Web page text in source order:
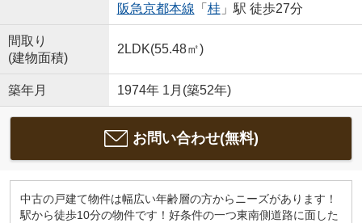
阪急京都本線 「 桂」駅 徒歩27分
間取り
(建物面積)
2LDK(55.48㎡)
築年月 1974年 1月(築52年)
お問い合わせ(無料)
中古の戸建て物件は幅広い年齢層の方からニーズがあります！
駅から徒歩10分の物件です！好条件の一つ東南側道路に面した